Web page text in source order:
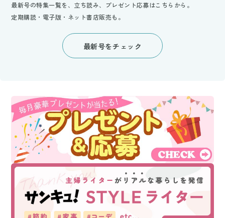
最新号の特集一覧を、立ち読み、プレゼント応募はこちらから。
定期購読・電子版・ネット書店販売も。
最新号をチェック